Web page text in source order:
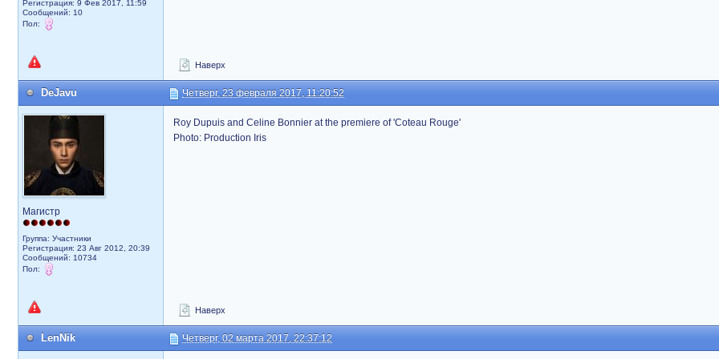
Регистрация: 9 Фев 2017, 11:59
Сообщений: 10
Пол:
Наверх
DeJavu Четверг, 23 февраля 2017, 11:20:52
Магистр
Группа: Участники
Регистрация: 23 Авг 2012, 20:39
Сообщений: 10734
Пол:
Roy Dupuis and Celine Bonnier at the premiere of 'Coteau Rouge'
Photo: Production Iris
Наверх
LenNik Четверг, 02 марта 2017, 22:37:12